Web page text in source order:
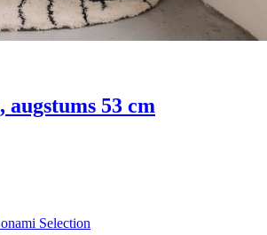
augstums 53 cm